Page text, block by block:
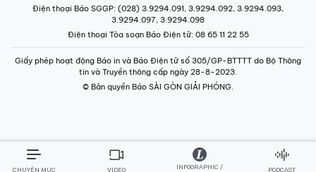
Điện thoại Báo SGGP: (028) 3.9294.091, 3.9294.092, 3.9294.093,
3.9294.097, 3.9294.098
Điện thoại Tòa soạn Báo Điện tử: 08 65 11 22 55
Giấy phép hoạt động Báo in và Báo Điện tử số 305/GP-BTTTT do Bộ Thông
tin và Truyền thông cấp ngày 28-8-2023.
© Bản quyền Báo SÀI GÒN GIẢI PHÓNG.
CHUYÊN MỤC VIDEO
INFOGRAPHIC /
PODCAST